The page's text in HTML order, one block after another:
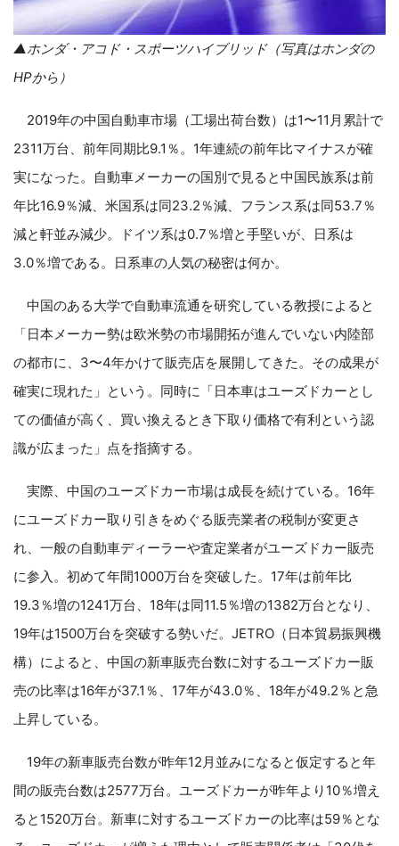
▲ホンダ・アコド・スポーツハイブリッド（写真はホンダの
HPから）
2019年の中国自動車市場（工場出荷台数）は1〜11月累計で
2311万台、前年同期比9.1％。1年連続の前年比マイナスが確
実になった。自動車メーカーの国別で見ると中国民族系は前
年比16.9％減、米国系は同23.2％減、フランス系は同53.7％
減と軒並み減少。ドイツ系は0.7％増と手堅いが、日系は
3.0％増である。日系車の人気の秘密は何か。
中国のある大学で自動車流通を研究している教授によると
「日本メーカー勢は欧米勢の市場開拓が進んでいない内陸部
の都市に、3〜4年かけて販売店を展開してきた。その成果が
確実に現れた」という。同時に「日本車はユーズドカーとし
ての価値が高く、買い換えるとき下取り価格で有利という認
識が広まった」点を指摘する。
実際、中国のユーズドカー市場は成長を続けている。16年
にユーズドカー取り引きをめぐる販売業者の税制が変更さ
れ、一般の自動車ディーラーや査定業者がユーズドカー販売
に参入。初めて年間1000万台を突破した。17年は前年比
19.3％増の1241万台、18年は同11.5％増の1382万台となり、
19年は1500万台を突破する勢いだ。JETRO（日本貿易振興機
構）によると、中国の新車販売台数に対するユーズドカー販
売の比率は16年が37.1％、17年が43.0％、18年が49.2％と急
上昇している。
19年の新車販売台数が昨年12月並みになると仮定すると年
間の販売台数は2577万台。ユーズドカーが昨年より10％増え
ると1520万台。新車に対するユーズドカーの比率は59％とな